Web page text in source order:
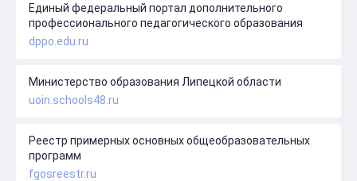
Единый федеральный портал дополнительного
профессионального педагогического образования
dppo.edu.ru
Министерство образования Липецкой области
uoin.schools48.ru
Реестр примерных основных общеобразовательных
программ
fgosreestr.ru